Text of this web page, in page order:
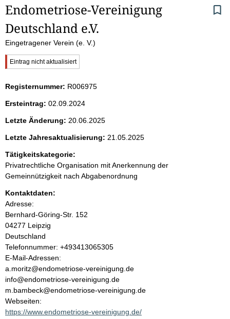
S
e
i
t
e
n
i
n
h
a
l
t
Endometriose-Vereinigung
Deutschland e.V.
Eingetragener Verein (e. V.)
W
i
h
i
r
i
n
w
i
Eintrag nicht aktualisiert
Registernummer: R006975
Ersteintrag: 02.09.2024
Letzte Änderung: 20.06.2025
Letzte Jahresaktualisierung: 21.05.2025
Tätigkeitskategorie:
Privatrechtliche Organisation mit Anerkennung der
Gemeinnützigkeit nach Abgabenordnung
Kontaktdaten:
Adresse:
Bernhard-Göring-Str. 152
04277 Leipzig
Deutschland
K
o
n
t
a
k
t
Telefonnummer: +493413065305
E-Mail-Adressen:
a.moritz@endometriose-vereinigung.de
info@endometriose-vereinigung.de
m.bambeck@endometriose-vereinigung.de
Webseiten:
https://www.endometriose-vereinigung.de/